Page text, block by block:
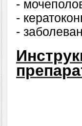
-
-
-